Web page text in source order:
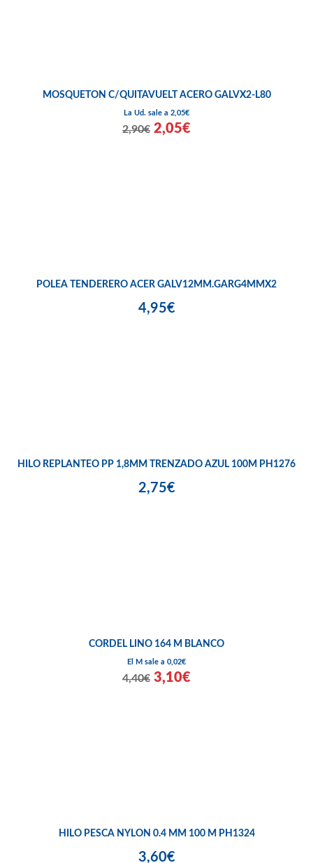
MOSQUETON C/QUITAVUELT ACERO GALVX2-L80
La Ud. sale a 2,05€
2,90€ 2,05€
POLEA TENDERERO ACER GALV12MM.GARG4MMX2
4,95€
HILO REPLANTEO PP 1,8MM TRENZADO AZUL 100M PH1276
2,75€
CORDEL LINO 164 M BLANCO
El M sale a 0,02€
4,40€ 3,10€
HILO PESCA NYLON 0.4 MM 100 M PH1324
3,60€